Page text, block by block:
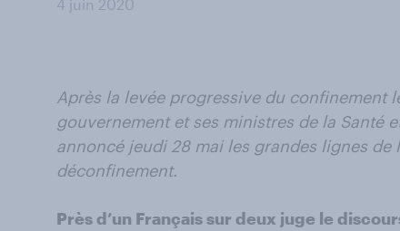
4 juin 2020
Après la levée progressive du confinement
gouvernement et ses ministres de la Santé
annoncé jeudi 28 mai les grandes lignes de
déconfinement.
Près d’un Français sur deux juge le